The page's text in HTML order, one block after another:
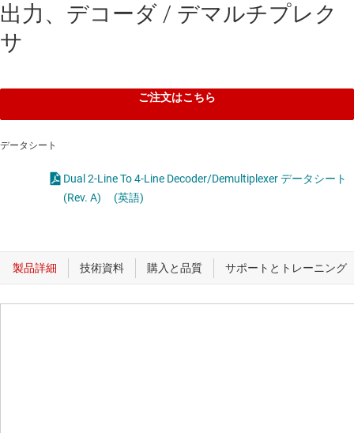
出力、デコーダ / デマルチプレク
サ
ご注文はこちら
データシート
Dual 2-Line To 4-Line Decoder/Demultiplexer データシート
(Rev. A)
(英語)